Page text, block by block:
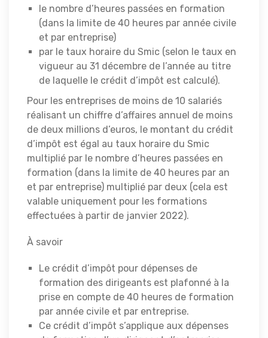
le nombre d’heures passées en formation
(dans la limite de 40 heures par année civile
et par entreprise)
par le taux horaire du Smic (selon le taux en
vigueur au 31 décembre de l’année au titre
de laquelle le crédit d’impôt est calculé).
Pour les entreprises de moins de 10 salariés
réalisant un chiffre d’affaires annuel de moins
de deux millions d’euros, le montant du crédit
d’impôt est égal au taux horaire du Smic
multiplié par le nombre d’heures passées en
formation (dans la limite de 40 heures par an
et par entreprise) multiplié par deux (cela est
valable uniquement pour les formations
effectuées à partir de janvier 2022).
À savoir
Le crédit d’impôt pour dépenses de
formation des dirigeants est plafonné à la
prise en compte de 40 heures de formation
par année civile et par entreprise.
Ce crédit d’impôt s’applique aux dépenses